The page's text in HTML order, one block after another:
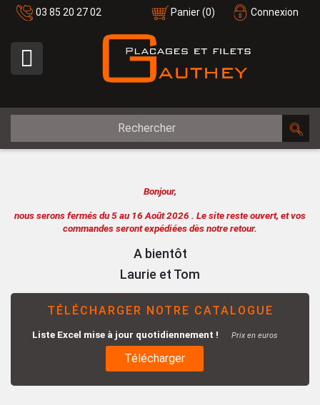
03 85 20 27 02 Connexion
Panier(0)

Bonjour,
nous serons fermés du 5 au 16 Août 2026 . Le site reste ouvert, et vos
commandes seront expédiées dès notre retour.
A bientôt
Laurie et Tom
TÉLÉCHARGER NOTRE CATALOGUE
Liste Excel mise à jour quotidiennement ! Prix en euros
Télécharger